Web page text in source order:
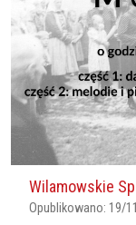
Wilamowskie
Opublikowano: 19/